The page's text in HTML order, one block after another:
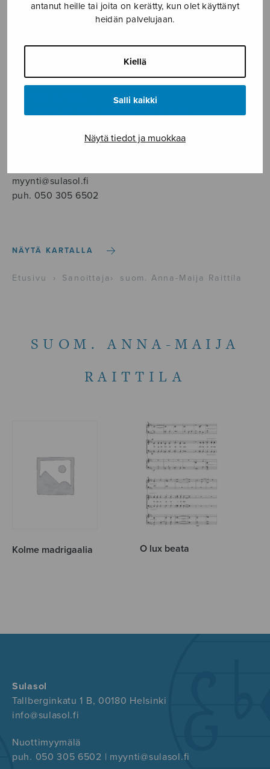
antanut heille tai joita on kerätty, kun olet käyttänyt
heidän palvelujaan.
Kiellä
Salli kaikki
Näytä tiedot ja muokkaa
Sulasol nuottikauppa
ma–pe klo 10–16 tai sopimuksen mukaan
Tallberginkatu 1 B, 1,5 krs.
myynti@sulasol.fi
puh. 050 305 6502
NÄYTÄ KARTALLA
Etusivu › Sanoittaja › suom. Anna-Maija Raittila
SUOM. ANNA-MAIJA
RAITTILA
Kolme madrigaalia O lux beata
Sulasol
Tallberginkatu 1 B, 00180 Helsinki
info@sulasol.fi
Nuottimyymälä
puh. 050 305 6502 | myynti@sulasol.fi